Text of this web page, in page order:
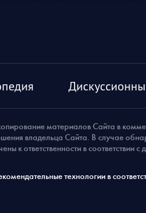
материалов Сайта в
владельца Сайта. В случае
к ответственности в соответствии
технологии в